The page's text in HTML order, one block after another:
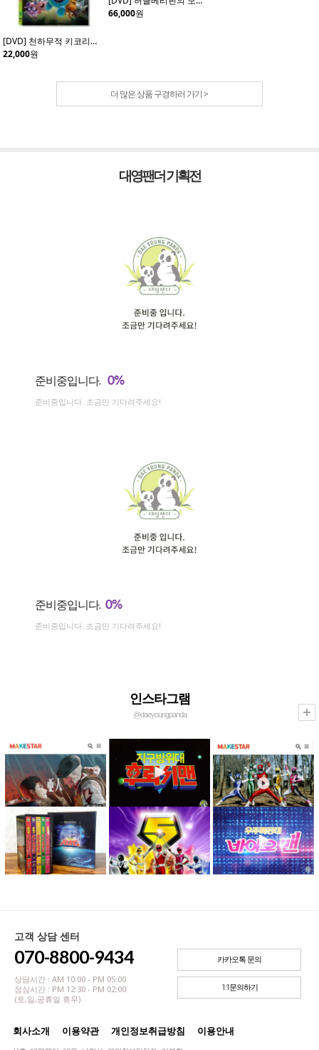
[DVD] 천하무적 키코리키 (Kikoriki: Team Invincible)- 데니스체르노프 감독
22,000원
66,000원
더 많은 상품 구경하러 가기 >
대영팬더 기획전
준비중입니다. 0%
준비중입니다. 조금만 기다려주세요!
준비중입니다. 0%
준비중입니다. 조금만 기다려주세요!
인스타그램
@daeyoungpanda
고객 상담 센터
070-8800-9434
상담시간 : AM 10:00 - PM 05:00
점심시간 : PM 12:30 - PM 02:00
(토,일,공휴일 휴무)
카카오톡 문의
1:1문의하기
회사소개 이용약관 개인정보취급방침 이용안내